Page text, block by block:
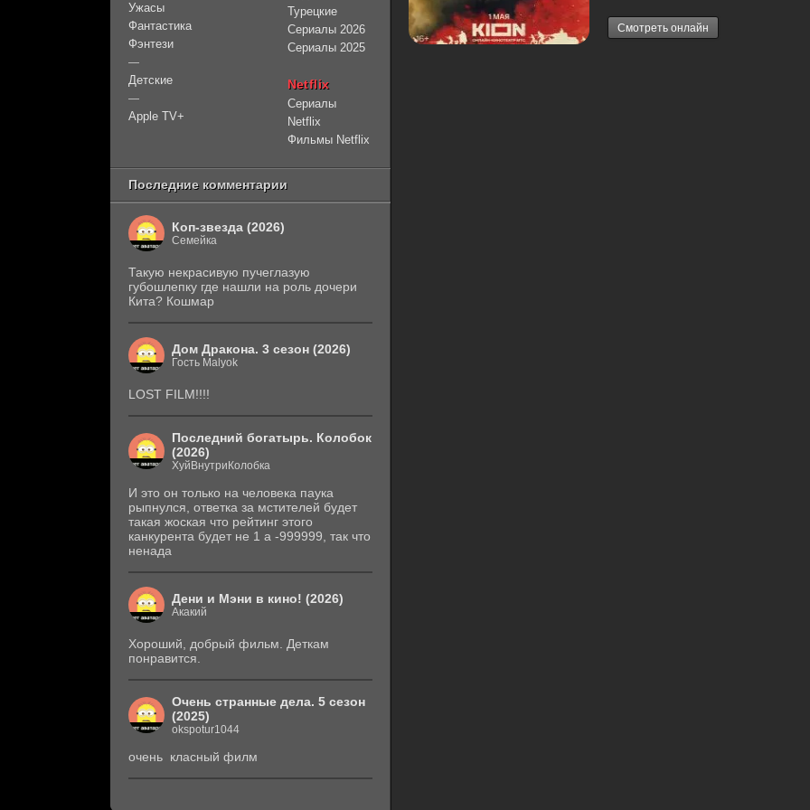
Смотреть онлайн
Ужасы
Фантастика
Фэнтези
—
Детские
—
Apple TV+
Турецкие
Сериалы 2026
Сериалы 2025
Netflix
Сериалы
Netflix
Фильмы Netflix
Последние комментарии
Коп-звезда (2026)
Семейка
Такую некрасивую пучеглазую
губошлепку где нашли на роль дочери
Кита? Кошмар
Дом Дракона. 3 сезон (2026)
Гость Malyok
LOST FILM!!!!
Последний богатырь. Колобок
(2026)
ХуйВнутриКолобка
И это он только на человека паука
рыпнулся, ответка за мстителей будет
такая жоская что рейтинг этого
канкурента будет не 1 а -999999, так что
ненада
Дени и Мэни в кино! (2026)
Акакий
Хороший, добрый фильм. Деткам
понравится.
Очень странные дела. 5 сезон
(2025)
okspotur1044
очень класный филм